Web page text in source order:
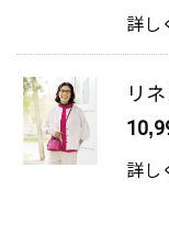
詳し
リ
詳し